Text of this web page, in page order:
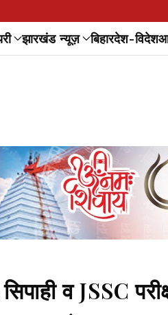
झारखंड न्यूज़ बिहारदेश-विदेश
व JSSC